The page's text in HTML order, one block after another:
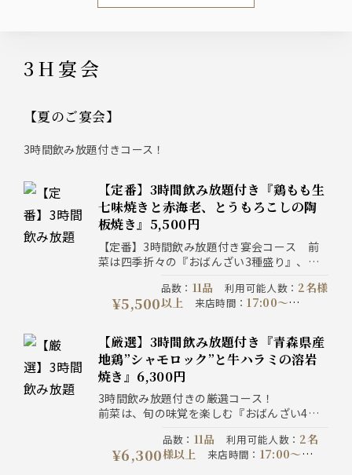
3H宴会
【夏のご宴会】
3時間飲み放題付きコース！
【定番】3時間飲み放題付き『鶏もも生
七味焼きと赤海老、とうもろこしの陶
板焼き』5,500円
【定番】3時間飲み放題付き宴会コース 前
菜は四季折々の『おばんざい3種盛り』、メ
きと赤海老、とうもろこしの陶板焼き』、〆
の『せいろ蕎麦』が付いた『料理11品』の宴
¥5,500
品数 ： 11品 利用可能人数： 2名様
以上
来店時間 ：17:00〜
間：180分制 コース開催期間：
2026-07-06以降 注意事項：写
真はイメージです。表示価格は
全て税込価格です。
【厳選】3時間飲み放題付き『青森県産
地鶏”シャモロック”と牛ハラミの溶岩
焼き』6,300円
3時間飲み放題付きの厳選コース！
前菜は、旬の味覚を楽しむ『おばんざい4種
地鶏”シャモロック”と牛ハラミの溶岩焼き』
を愉しめる【料理11品】の宴会コース！
¥6,300
品数 ： 11品 利用可能人数： 2名
様以上
来店時間 ： 17:00〜